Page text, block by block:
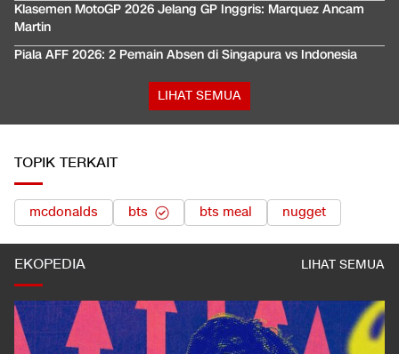
Klasemen MotoGP 2026 Jelang GP Inggris: Marquez Ancam
Martin
Piala AFF 2026: 2 Pemain Absen di Singapura vs Indonesia
LIHAT SEMUA
TOPIK TERKAIT
mcdonalds bts bts meal nugget
EKOPEDIA LIHAT SEMUA